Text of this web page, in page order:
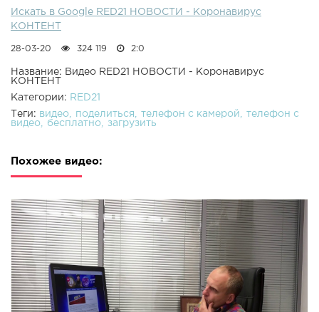
Искать в Google RED21 НОВОСТИ - Коронавирус
КОНТЕНТ
28-03-20 324 119 2:0
Название: Видео RED21 НОВОСТИ - Коронавирус
КОНТЕНТ
Категории: RED21
Теги: видео поделиться телефон с камерой
телефон с
видео
бесплатно загрузить
Похожее видео: